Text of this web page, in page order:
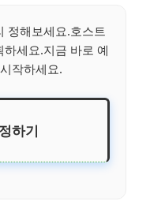
정해보세요.호스트
세요.지금 바로 예
작하세요.
하기